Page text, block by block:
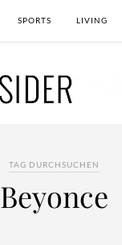
SPORTS LIVING
TAG DURCHSUCHEN
Beyonce